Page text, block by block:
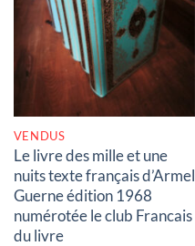
RUPTURE DE STOCK
VENDUS
Le livre des mille et une
nuits texte français d’Armel
Guerne édition 1968
numérotée le club Francais
du livre